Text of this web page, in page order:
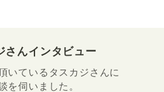
さんインタビュー
いているタスカジさんに
を伺いました。